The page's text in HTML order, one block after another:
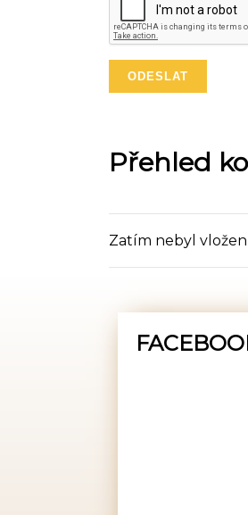
Přehled
Zatím nebyl